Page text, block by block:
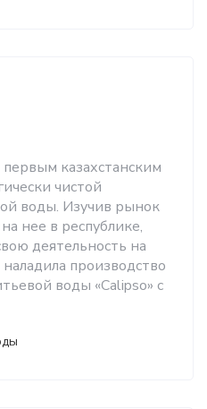
казахстанским
чистой
воды. Изучив рынок
нее в республике,
деятельность на
производство
воды «Calipso» с